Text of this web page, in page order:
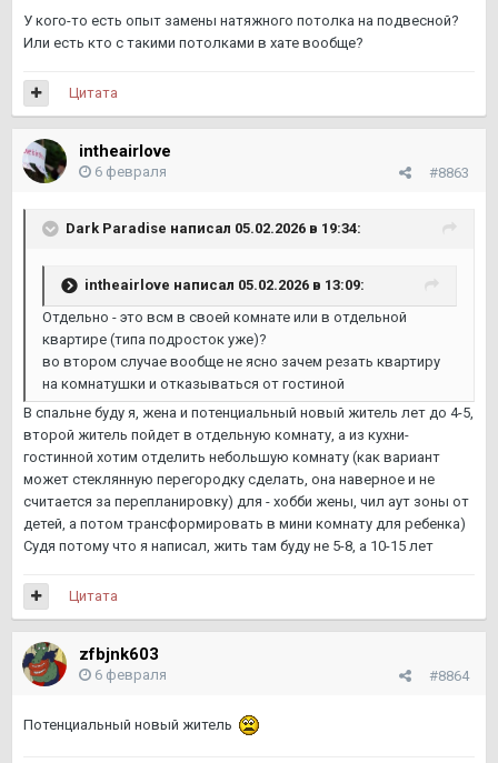
У кого-то есть опыт замены натяжного потолка на подвесной?
Или есть кто с такими потолками в хате вообще?
Цитата
intheairlove
#8863
6 февраля
Dark Paradise написал 05.02.2026 в 19:34:
intheairlove написал 05.02.2026 в 13:09:
Отдельно - это всм в своей комнате или в отдельной
квартире (типа подросток уже)?
во втором случае вообще не ясно зачем резать квартиру
на комнатушки и отказываться от гостиной
В спальне буду я, жена и потенциальный новый житель лет до 4-5,
второй житель пойдет в отдельную комнату, а из кухни-
гостинной хотим отделить небольшую комнату (как вариант
может стеклянную перегородку сделать, она наверное и не
считается за перепланировку) для - хобби жены, чил аут зоны от
детей, а потом трансформировать в мини комнату для ребенка)
Судя потому что я написал, жить там буду не 5-8, а 10-15 лет
Цитата
zfbjnk603
#8864
6 февраля
Потенциальный новый житель